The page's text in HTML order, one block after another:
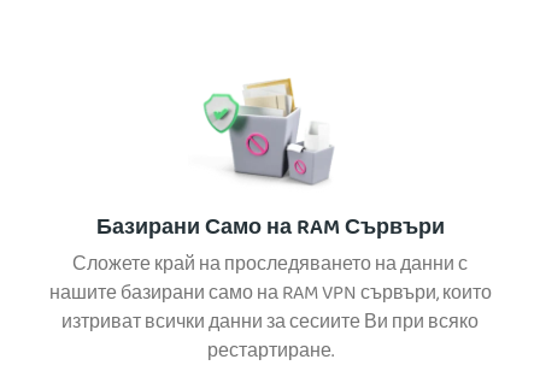
Базирани Само на RAM Сървъри
Сложете край на проследяването на данни с
нашите базирани само на RAM VPN сървъри, които
изтриват всички данни за сесиите Ви при всяко
рестартиране.